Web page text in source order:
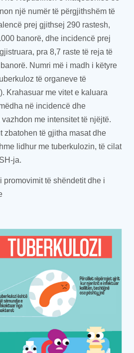
një numër të përgjithshëm të
prej gjithsej 290 rastesh,
banorë, dhe incidencë prej
pra 8,7 raste të reja të
Numri më i madh i këtyre
të organeve të
Krahasuar me vitet e kaluara
në incidencë dhe
me intensitet të njëjtë.
zbatohen të gjitha masat dhe
lidhur me tuberkulozin, të cilat
ja.
promovimit të shëndetit dhe i